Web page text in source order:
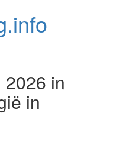
info
in
in